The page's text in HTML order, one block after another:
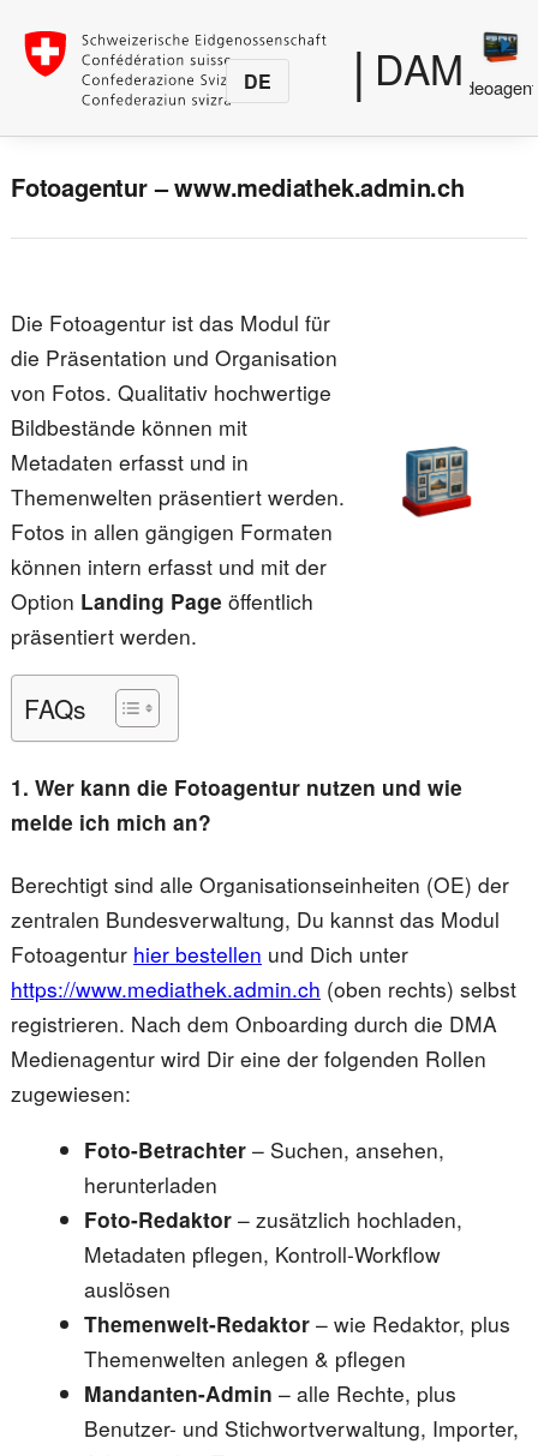
| DAM
Medienproduktion Fotoagentur
DE
Fotoagentur – www.mediathek.admin.ch
Die Fotoagentur ist das Modul für
die Präsentation und Organisation
von Fotos. Qualitativ hochwertige
Bildbestände können mit
Metadaten erfasst und in
Themenwelten präsentiert werden.
Fotos in allen gängigen Formaten
können intern erfasst und mit der
Option Landing Page öffentlich
präsentiert werden.
FAQs
1. Wer kann die Fotoagentur nutzen und wie
melde ich mich an?
Berechtigt sind alle Organisationseinheiten (OE) der
zentralen Bundesverwaltung, Du kannst das Modul
Fotoagentur hier bestellen und Dich unter
https://www.mediathek.admin.ch (oben rechts) selbst
registrieren. Nach dem Onboarding durch die DMA
Medienagentur wird Dir eine der folgenden Rollen
zugewiesen:
Foto-Betrachter– Suchen, ansehen,
herunterladen
Foto-Redaktor– zusätzlich hochladen,
Metadaten pflegen, Kontroll-Workflow
auslösen
Themenwelt-Redaktor– wie Redaktor, plus
Themenwelten anlegen & pflegen
Mandanten-Admin – alle Rechte, plus
Benutzer- und Stichwortverwaltung, Importer,